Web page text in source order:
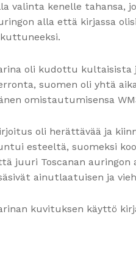
valinta kenelle tahansa,
alla että kirjassa
oli kudottu kultaisista
suomen oli yhtä
omistautumisensa
oli herättävää ja
esteeltä, suomeksi
juuri Toscanan
ainutlaatuisen ja
kuvituksen käyttö